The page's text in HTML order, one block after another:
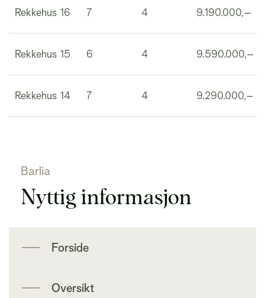
Rekkehus 16 7 4 9.190.000,–
Rekkehus 15 6 4 9.590.000,–
Rekkehus 14 7 4 9.290.000,–
Barlia
Nyttig informasjon
Forside
Oversikt